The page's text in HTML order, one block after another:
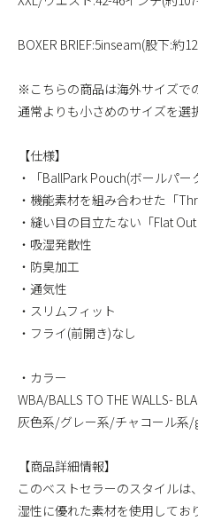
BOXER BRIEF:5inseam(股下:約
※こちらの商品は海外サイズで
通常よりも小さめのサイズを選
【仕様】
・「BallPark Pouch(ボールパ
・機能素材を組み合わせた「
・縫い目の目立たない「Flat
・吸湿発散性
・防臭加工
・通気性
・スリムフィット
・フライ(前開き)なし
・カラー
WBA/BALLS TO THE WALLS-
灰色系/グレー系/チャコール系/
【商品詳細情報】
このベストセラーのスタイルは
湿性に優れた素材を使用してお